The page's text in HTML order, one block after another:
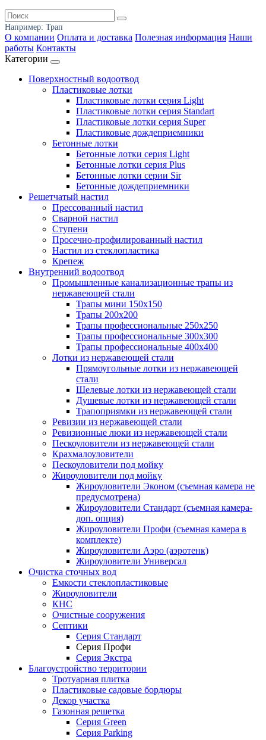
Например: Трап
О компании Оплата и доставка Полезная информация Наши
работы Контакты
Категории
Поверхностный водоотвод
Пластиковые лотки
Пластиковые лотки серия Light
Пластиковые лотки серия Standart
Пластиковые лотки серия Super
Пластиковые дождеприемники
Бетонные лотки
Бетонные лотки серия Light
Бетонные лотки серия Plus
Бетонные лотки серии Sir
Бетонные дождеприемники
Решетчатый настил
Прессованный настил
Сварной настил
Ступени
Просечно-профилированный настил
Настил из стеклопластика
Крепеж
Внутренний водоотвод
Промышленные канализационные трапы из
нержавеющей стали
Трапы мини 150х150
Трапы 200х200
Трапы профессиональные 250х250
Трапы профессиональные 300х300
Трапы профессиональные 400х400
Лотки из нержавеющей стали
Прямоугольные лотки из нержавеющей
стали
Щелевые лотки из нержавеющей стали
Душевые лотки из нержавеющей стали
Трапоприямки из нержавеющей стали
Ревизии из нержавеющей стали
Ревизионные люки из нержавеющей стали
Пескоуловители из нержавеющей стали
Крахмалоуловители
Пескоуловители под мойку
Жироуловители под мойку
Жироуловители Эконом (съемная камера не
предусмотрена)
Жироуловители Стандарт (съемная камера-
доп. опция)
Жироуловители Профи (съемная камера в
комплекте)
Жироуловители Аэро (аэротенк)
Жироуловители Универсал
Очистка сточных вод
Емкости стеклопластиковые
Жироуловители
КНС
Очистные сооружения
Септики
Серия Стандарт
Серия Профи
Серия Экстра
Благоустройство территории
Тротуарная плитка
Пластиковые садовые бордюры
Декор участка
Газонная решетка
Серия Green
Серия Parking